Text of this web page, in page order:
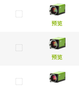
预览
预览